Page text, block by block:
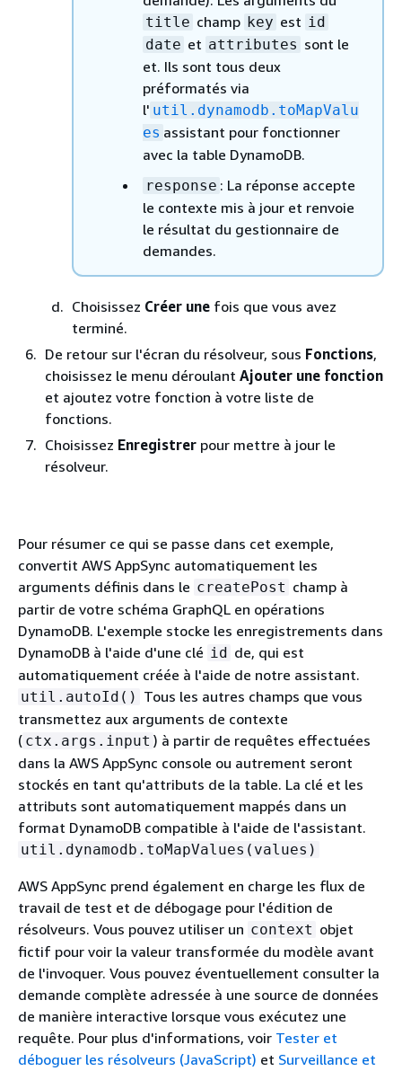
title champ key est id
date et attributes sont le
et. Ils sont tous deux
préformatés via
l' util.dynamodb.toMapValu
es assistant pour fonctionner
avec la table DynamoDB.
response : La réponse accepte
le contexte mis à jour et renvoie
le résultat du gestionnaire de
demandes.
Choisissez Créer une fois que vous avez
terminé.
De retour sur l'écran du résolveur, sous Fonctions,
choisissez le menu déroulant Ajouter une fonction
et ajoutez votre fonction à votre liste de
fonctions.
Choisissez Enregistrer pour mettre à jour le
résolveur.
Pour résumer ce qui se passe dans cet exemple,
convertit AWS AppSync automatiquement les
arguments définis dans le createPost champ à
partir de votre schéma GraphQL en opérations
DynamoDB. L'exemple stocke les enregistrements dans
DynamoDB à l'aide d'une clé id de, qui est
automatiquement créée à l'aide de notre assistant.
util.autoId() Tous les autres champs que vous
transmettez aux arguments de contexte
( ctx.args.input ) à partir de requêtes effectuées
dans la AWS AppSync console ou autrement seront
stockés en tant qu'attributs de la table. La clé et les
attributs sont automatiquement mappés dans un
format DynamoDB compatible à l'aide de l'assistant.
util.dynamodb.toMapValues(values)
AWS AppSync prend également en charge les flux de
travail de test et de débogage pour l'édition de
résolveurs. Vous pouvez utiliser un context objet
fictif pour voir la valeur transformée du modèle avant
de l'invoquer. Vous pouvez éventuellement consulter la
demande complète adressée à une source de données
de manière interactive lorsque vous exécutez une
requête. Pour plus d'informations, voir Tester et
déboguer les résolveurs (JavaScript) et Surveillance et